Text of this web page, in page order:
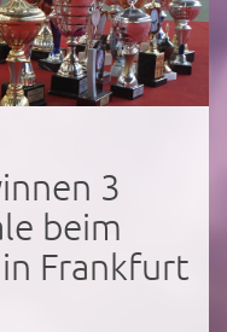
3
beim
Frankfurt